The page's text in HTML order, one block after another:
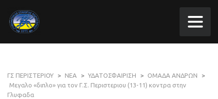
ΓΣ ΠΕΡΙΣΤΕΡΙΟΥ > ΝΕΑ > ΥΔΑΤΟΣΦΑΙΡΙΣΗ > ΟΜΑΔΑ ΑΝΔΡΩΝ
>
Μεγαλο «διπλο» για τον Γ.Σ. Περιστεριου (13-11) κοντρα στην
Γλυφαδα